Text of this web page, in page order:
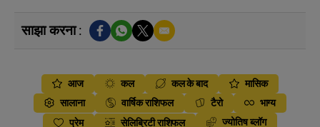
साझा करना :
आज कल कल के बाद
मासिक
सालाना
वार्षिक राशिफल टैरो
भाग्य
प्रेम
सेलिब्रिटी राशिफल ज्योतिष ब्लॉग